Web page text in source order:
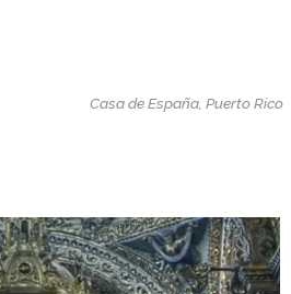
Casa de España, Puerto Rico